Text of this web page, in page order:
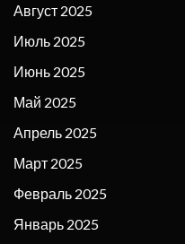
Август 2025
Июль 2025
Июнь 2025
Май 2025
Апрель 2025
Март 2025
Февраль 2025
Январь 2025